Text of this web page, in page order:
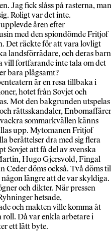
Jag fick slåss på rasterna, man
Roligt var det inte.
åren efter
med den spiondömde Fritjof
Det räckte för att vara lovligt
landsförrädare, och deras
vill fortfarande inte tala om det
bara plågsamt?
är en resa tillbaka i
hotet från Sovjet och
Mot den bakgrunden utspelas
rättsskandaler,
vackra sommarkvällen känns
upp. Mytomanen Fritjof
berättelser dra med sig flera
Sovjet att få del av svenska
Hugo Gjersvold, Fingal
Ceder döms också. Två döms
längre att de var skyldiga.
och dikter. När pressen
hetsade,
och makten ville komma åt
roll. Då var enkla arbetare i
ett lätt byte.